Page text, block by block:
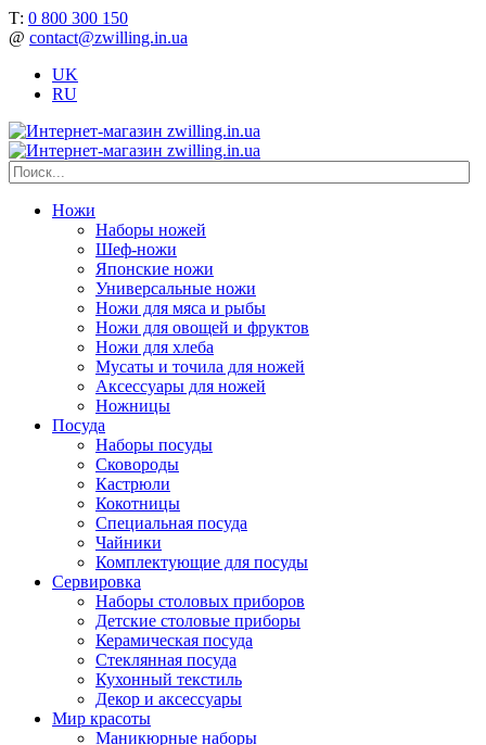
Т: 0 800 300 150
@ contact@zwilling.in.ua
UK
RU
Ножи
Наборы ножей
Шеф-ножи
Японские ножи
Универсальные ножи
Ножи для мяса и рыбы
Ножи для овощей и фруктов
Ножи для хлеба
Мусаты и точила для ножей
Аксессуары для ножей
Ножницы
Посуда
Наборы посуды
Сковороды
Кастрюли
Кокотницы
Специальная посуда
Чайники
Комплектующие для посуды
Сервировка
Наборы столовых приборов
Детские столовые приборы
Керамическая посуда
Стеклянная посуда
Кухонный текстиль
Декор и аксессуары
Мир красоты
Маникюрные наборы